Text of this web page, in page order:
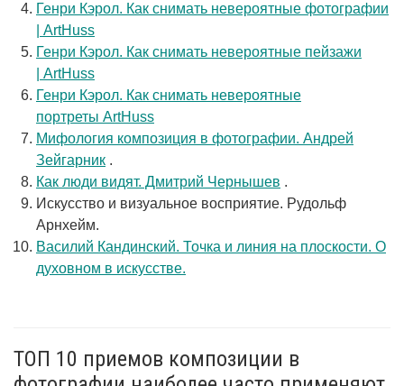
Генри Кэрол. Как снимать невероятные фотографии
| ArtHuss
Генри Кэрол. Как снимать невероятные пейзажи
| ArtHuss
Генри Кэрол. Как снимать невероятные
портреты ArtHuss
Мифология композиция в фотографии. Андрей
Зейгарник .
Как люди видят. Дмитрий Чернышев .
Искусство и визуальное восприятие. Рудольф
Арнхейм.
Василий Кандинский. Точка и линия на плоскости. О
духовном в искусстве.
ТОП 10 приемов композиции в